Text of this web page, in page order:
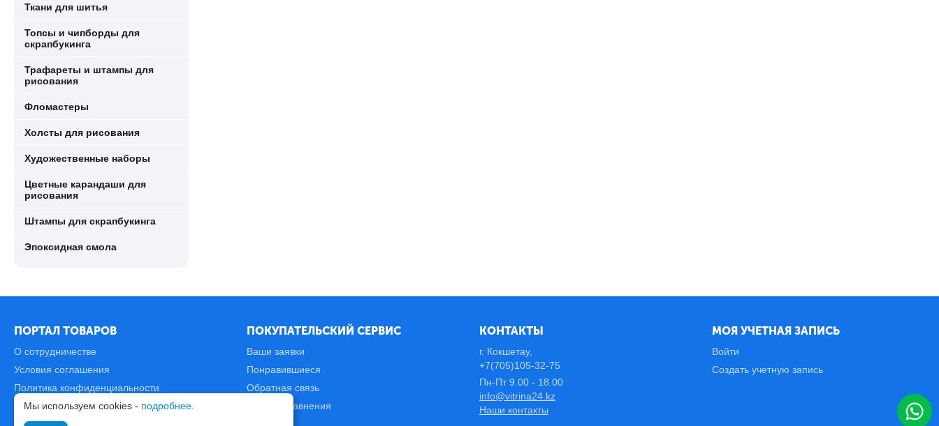
Ткани для шитья
Топсы и чипборды для
скрапбукинга
Трафареты и штампы для
рисования
Фломастеры
Холсты для рисования
Художественные наборы
Цветные карандаши для
рисования
Штампы для скрапбукинга
Эпоксидная смола
ПОРТАЛ ТОВАРОВ
О сотрудничестве
Условия соглашения
Политика конфиденциальности
Карта сайта
ПОКУПАТЕЛЬСКИЙ СЕРВИС
Ваши заявки
Понравившиеся
Обратная связь
Список сравнения
КОНТАКТЫ
г. Кокшетау,
+7(705)105-32-75
Пн-Пт 9.00 - 18.00
info@vitrina24.kz
Наши контакты
МОЯ УЧЕТНАЯ ЗАПИСЬ
Войти
Создать учетную запись
Мы используем cookies - подробнее